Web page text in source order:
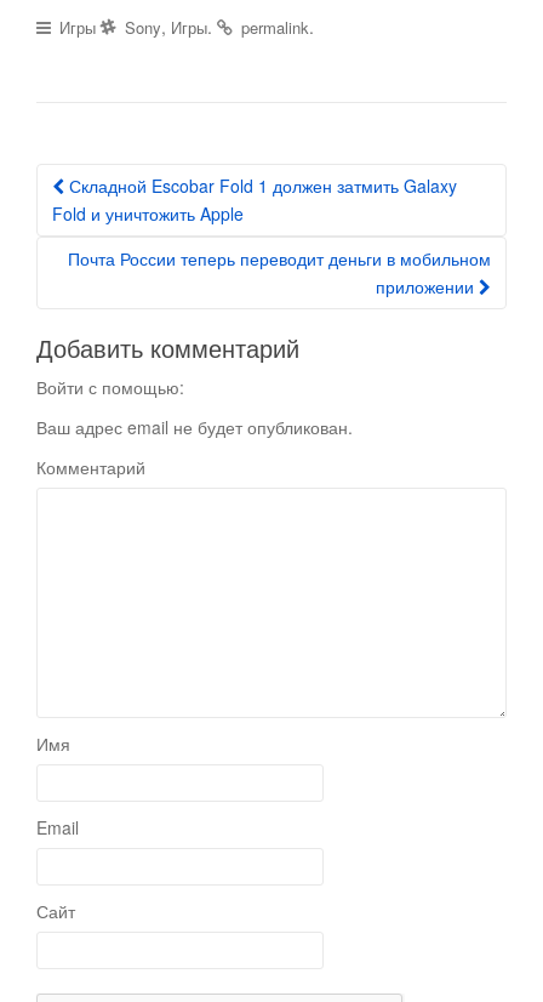
Игры Sony, Игры. permalink.
Post navigation
Складной Escobar Fold 1 должен затмить Galaxy
Fold и уничтожить Apple
Почта России теперь переводит деньги в мобильном
приложении
Добавить комментарий
Войти с помощью:
Ваш адрес email не будет опубликован.
Комментарий
Имя
Email
Сайт